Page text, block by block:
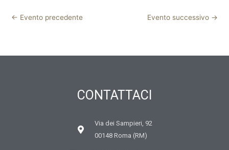
← Evento precedente Evento successivo →
CONTATTACI
Via dei Sampieri, 92
00148 Roma (RM)